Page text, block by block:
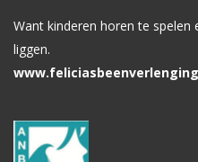
Want kinderen horen te spelen
liggen.